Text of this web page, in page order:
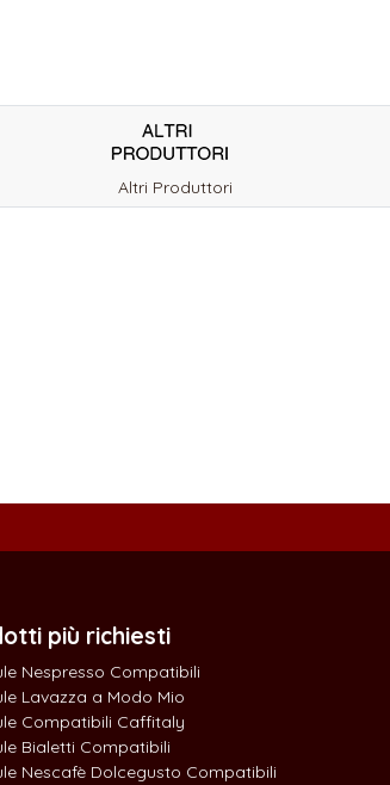
Altri Produttori
più richiesti
Nespresso Compatibili
Lavazza a Modo Mio
Compatibili Caffitaly
Bialetti Compatibili
Nescafè Dolcegusto Compatibili